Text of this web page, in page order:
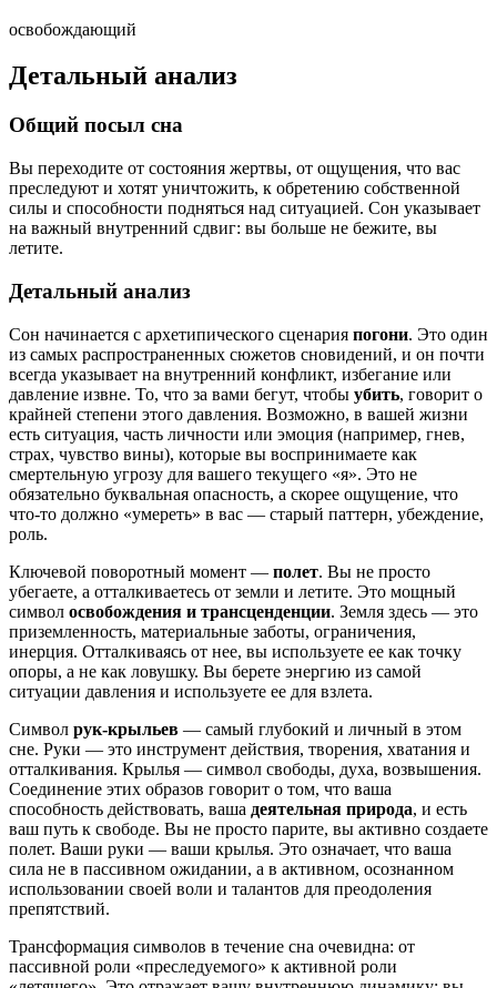
освобождающий
Детальный анализ
Общий посыл сна
Вы переходите от состояния жертвы, от ощущения, что вас
преследуют и хотят уничтожить, к обретению собственной
силы и способности подняться над ситуацией. Сон указывает
на важный внутренний сдвиг: вы больше не бежите, вы
летите.
Детальный анализ
Сон начинается с архетипического сценария погони. Это один
из самых распространенных сюжетов сновидений, и он почти
всегда указывает на внутренний конфликт, избегание или
давление извне. То, что за вами бегут, чтобы убить, говорит о
крайней степени этого давления. Возможно, в вашей жизни
есть ситуация, часть личности или эмоция (например, гнев,
страх, чувство вины), которые вы воспринимаете как
смертельную угрозу для вашего текущего «я». Это не
обязательно буквальная опасность, а скорее ощущение, что
что-то должно «умереть» в вас — старый паттерн, убеждение,
роль.
Ключевой поворотный момент — полет. Вы не просто
убегаете, а отталкиваетесь от земли и летите. Это мощный
символ освобождения и трансценденции. Земля здесь — это
приземленность, материальные заботы, ограничения,
инерция. Отталкиваясь от нее, вы используете ее как точку
опоры, а не как ловушку. Вы берете энергию из самой
ситуации давления и используете ее для взлета.
Символ рук-крыльев — самый глубокий и личный в этом
сне. Руки — это инструмент действия, творения, хватания и
отталкивания. Крылья — символ свободы, духа, возвышения.
Соединение этих образов говорит о том, что ваша
способность действовать, ваша деятельная природа, и есть
ваш путь к свободе. Вы не просто парите, вы активно создаете
полет. Ваши руки — ваши крылья. Это означает, что ваша
сила не в пассивном ожидании, а в активном, осознанном
использовании своей воли и талантов для преодоления
препятствий.
Трансформация символов в течение сна очевидна: от
пассивной роли «преследуемого» к активной роли